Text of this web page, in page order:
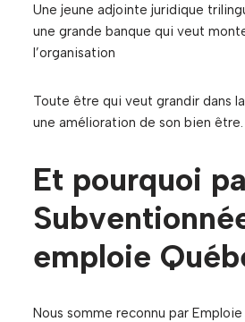
Une jeune adjointe juridique
une grande banque qui veut
l’organisation
Toute être qui veut grandir dans
une amélioration de son bien être.
Et pourquoi
emploie
Nous somme reconnu par